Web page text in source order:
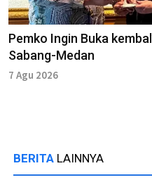
Pemko Ingin Buka
Sabang-Medan
7 Agu 2026
BERITA LAINNYA